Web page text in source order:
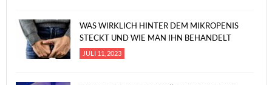
WAS WIRKLICH HINTER DEM MIKROPENIS
STECKT UND WIE MAN IHN BEHANDELT
JULI 11, 2023